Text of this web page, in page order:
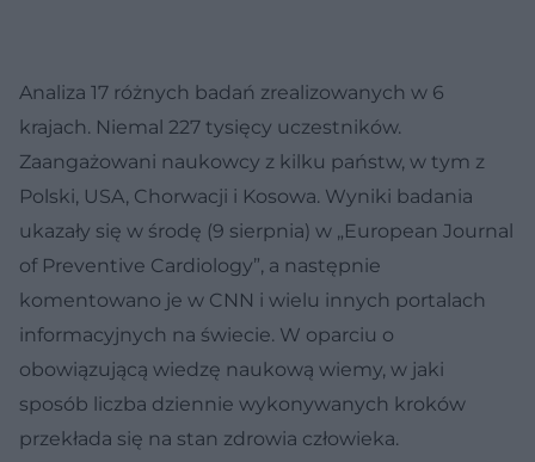
Analiza 17 różnych badań zrealizowanych w 6
krajach. Niemal 227 tysięcy uczestników.
Zaangażowani naukowcy z kilku państw, w tym z
Polski, USA, Chorwacji i Kosowa. Wyniki badania
ukazały się w środę (9 sierpnia) w „European Journal
of Preventive Cardiology”, a następnie
komentowano je w CNN i wielu innych portalach
informacyjnych na świecie. W oparciu o
obowiązującą wiedzę naukową wiemy, w jaki
sposób liczba dziennie wykonywanych kroków
przekłada się na stan zdrowia człowieka.